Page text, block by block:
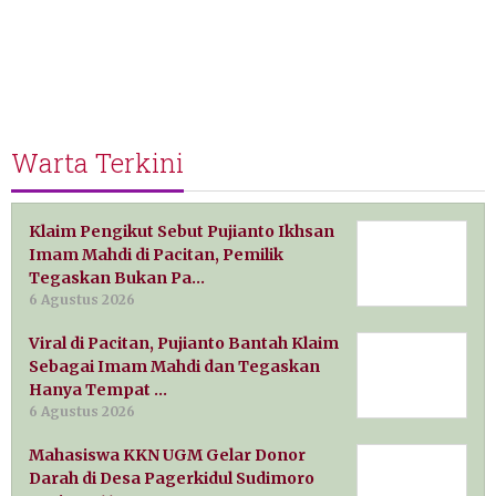
Warta Terkini
Klaim Pengikut Sebut Pujianto Ikhsan
Imam Mahdi di Pacitan, Pemilik
Tegaskan Bukan Pa…
6 Agustus 2026
Viral di Pacitan, Pujianto Bantah Klaim
Sebagai Imam Mahdi dan Tegaskan
Hanya Tempat …
6 Agustus 2026
Mahasiswa KKN UGM Gelar Donor
Darah di Desa Pagerkidul Sudimoro